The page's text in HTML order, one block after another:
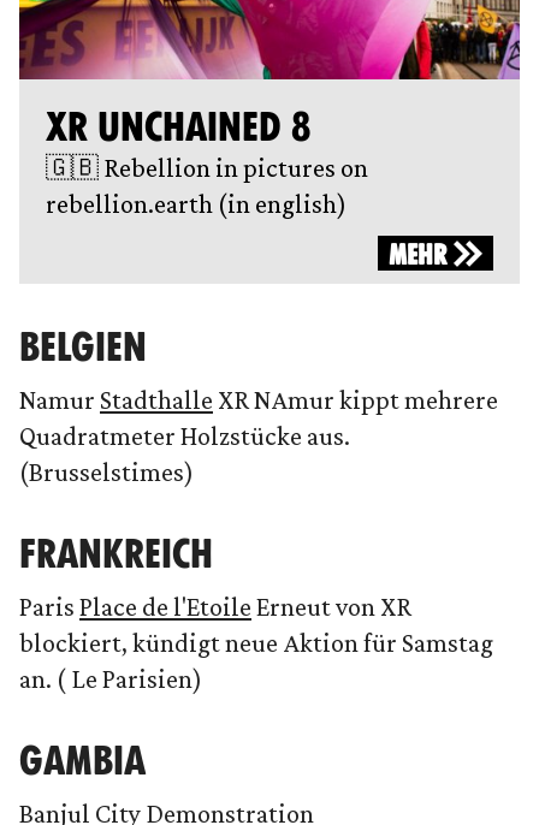
XR UNCHAINED 8
🇬🇧 Rebellion in pictures on
rebellion.earth (in english)
MEHR
BELGIEN
Namur Stadthalle XR NAmur kippt mehrere
Quadratmeter Holzstücke aus.
(Brusselstimes)
FRANKREICH
Paris Place de l'Etoile Erneut von XR
blockiert, kündigt neue Aktion für Samstag
an. ( Le Parisien)
GAMBIA
Banjul City Demonstration